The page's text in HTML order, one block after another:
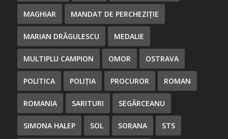
MAGHIAR MANDAT DE PERCHEZIȚIE
MARIAN DRĂGULESCU MEDALIE
MULTIPLU CAMPION OMOR OSTRAVA
POLITICA POLIȚIA PROCUROR ROMAN
ROMANIA SARITURI SEGĂRCEANU
SIMONA HALEP SOL SORANA STS